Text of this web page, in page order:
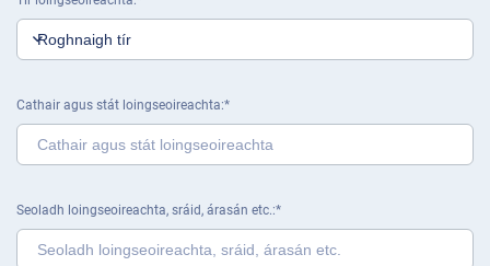
Cathair agus stát loingseoireachta
Seoladh loingseoireachta, sráid, árasán etc.